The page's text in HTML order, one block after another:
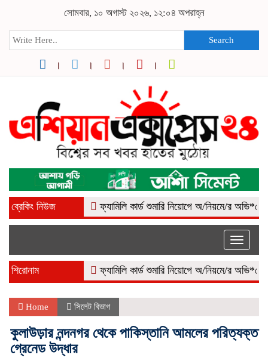
সোমবার, ১০ অগাস্ট ২০২৬, ১২:০৪ অপরাহ্ন
Search
ব্রেকিং নিউজ ফ্যামিলি কার্ড শুমারি নিয়োগে অ/নিয়মে/র অভি*যোগ,
Toggle
শিরোনাম ফ্যামিলি কার্ড শুমারি নিয়োগে অ/নিয়মে/র অভি*যোগ,
Home সিলেট বিভাগ
কুলাউড়ার নন্দনগর থেকে পাকিস্তানি আমলের পরিত্যক্ত
গ্রেনেড উদ্ধার